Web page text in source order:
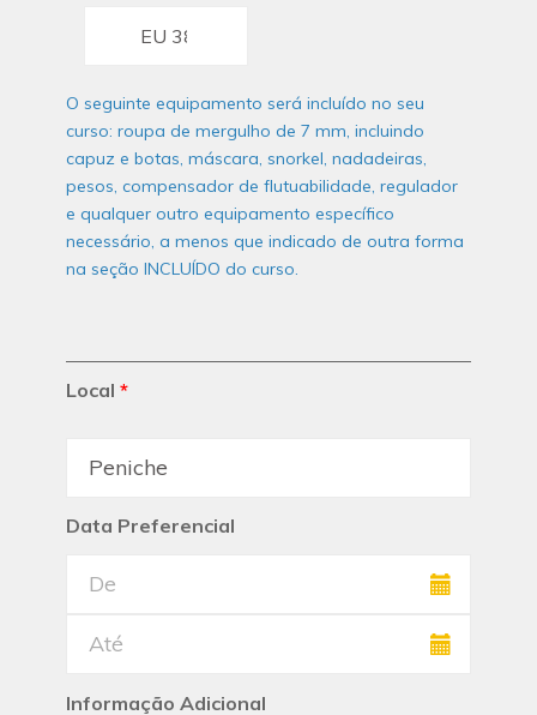
O seguinte equipamento será incluído no seu
curso: roupa de mergulho de 7 mm, incluindo
capuz e botas, máscara, snorkel, nadadeiras,
pesos, compensador de flutuabilidade, regulador
e qualquer outro equipamento específico
necessário, a menos que indicado de outra forma
na seção INCLUÍDO do curso.
Local *
Data Preferencial
Informação Adicional